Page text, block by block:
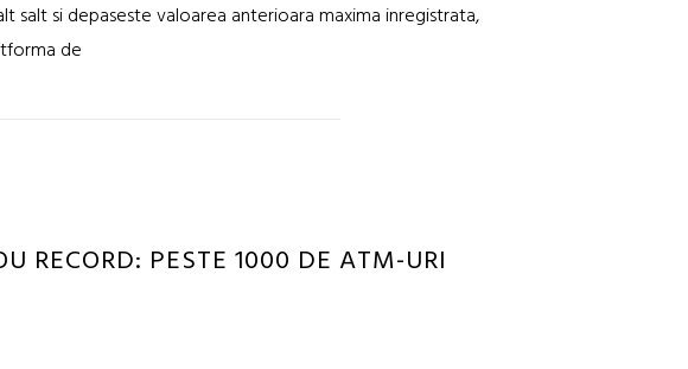
salt si depaseste valoarea anterioara maxima inregistrata,
de
RECORD: PESTE 1000 DE ATM-URI